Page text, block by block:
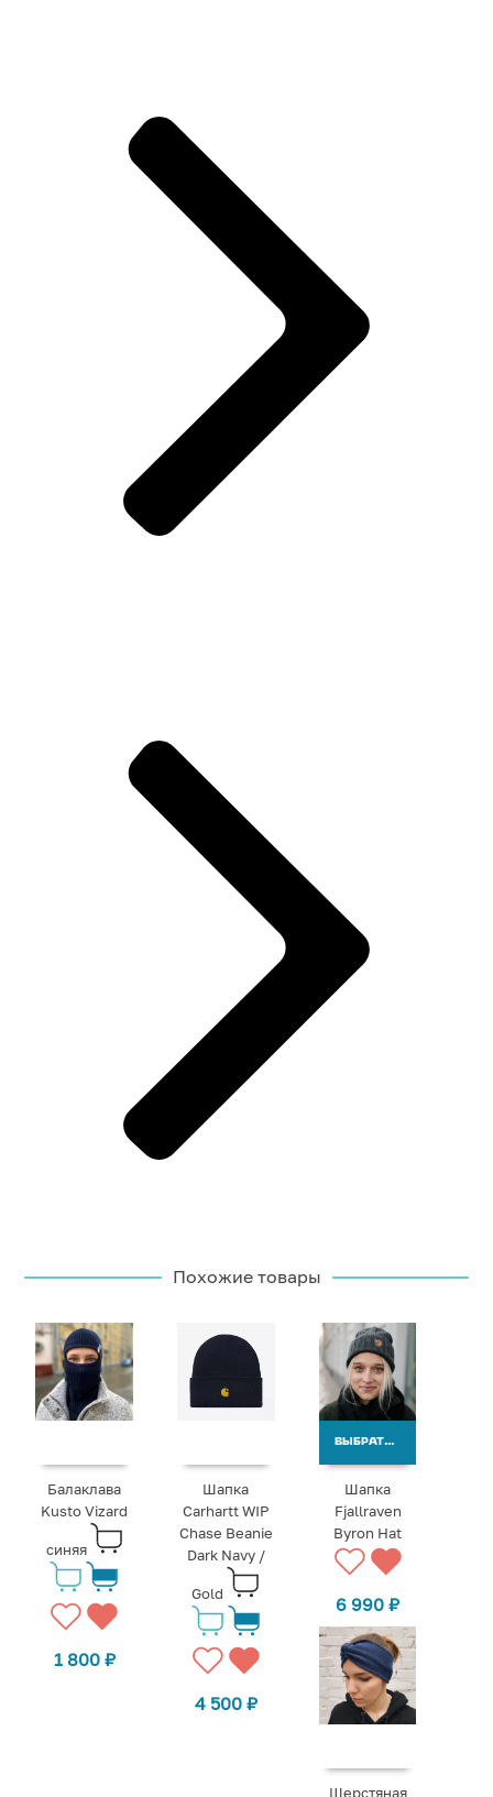
Похожие товары
Балаклава
Kusto Vizard
синяя
1 800 ₽
Шапка
Carhartt WIP
Chase Beanie
Dark Navy /
Gold
4 500 ₽
ВЫБРАТЬ ВАРИАНТЫ
Шапка
Fjallraven
Byron Hat
6 990₽
Шерстяная